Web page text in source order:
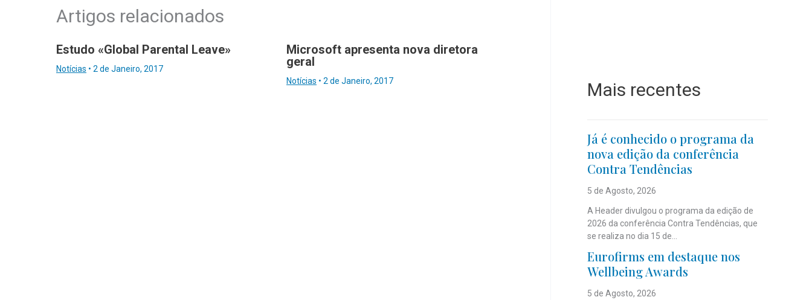
Artigos relacionados
Estudo «Global Parental Leave»
Notícias • 2 de Janeiro, 2017
Microsoft apresenta nova diretora
geral
Notícias • 2 de Janeiro, 2017 Mais recentes
Já é conhecido o programa da
nova edição da conferência
Contra Tendências
5 de Agosto, 2026
A Header divulgou o programa da edição de
2026 da conferência Contra Tendências, que
se realiza no dia 15 de...
Eurofirms em destaque nos
Wellbeing Awards
5 de Agosto, 2026